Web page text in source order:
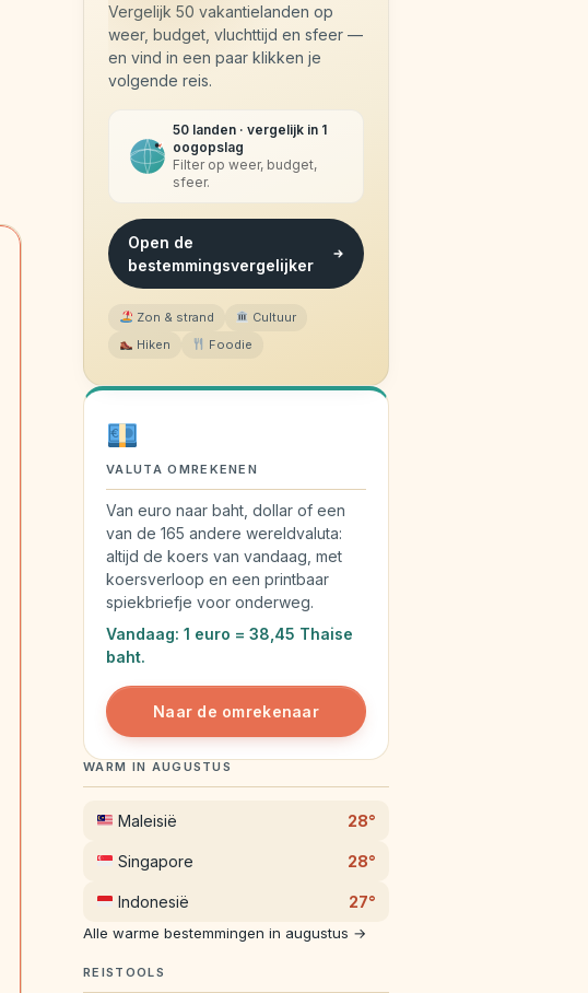
Vergelijk 50 vakantielanden op
weer, budget, vluchttijd en sfeer —
en vind in een paar klikken je
volgende reis.
50 landen · vergelijk in 1
oogopslag
Filter op weer, budget,
sfeer.
Open de
bestemmingsvergelijker
Zon & strand
Cultuur
Hiken
Foodie
VALUTA OMREKENEN
Van euro naar baht, dollar of een
van de 165 andere wereldvaluta:
altijd de koers van vandaag, met
koersverloop en een printbaar
spiekbriefje voor onderweg.
Vandaag: 1 euro = 38,45 Thaise
baht.
Naar de omrekenaar
WARM IN AUGUSTUS
Maleisië 28°
Singapore 28°
Indonesië 27°
Alle warme bestemmingen in augustus →
REISTOOLS